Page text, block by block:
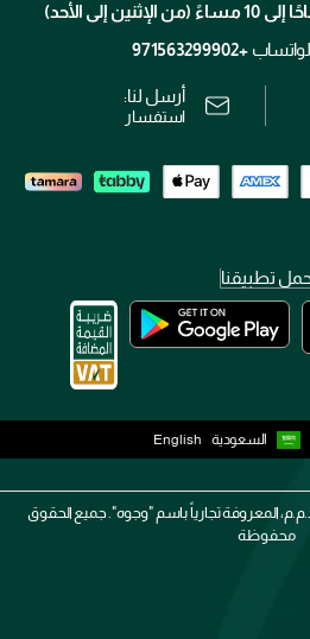
+971563299902
أرسل لنا:
استفسار
تطبيقنا
السعودية English
المعروفة تجارياً باسم "وجوه". جميع الحقوق
محفوظة